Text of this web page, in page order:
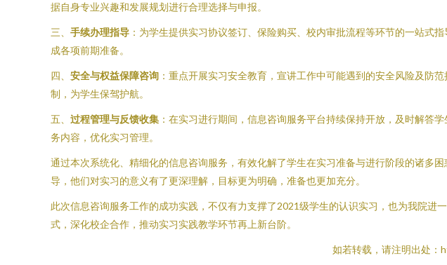
据自身专业兴趣和发展规划进行合理选择与申报。
三、 手续办理指导 ：为学生提供实习协议签订、保险购买、校内审批流程等环节的一站式
成各项前期准备。
四、 安全与权益保障咨询 ：重点开展实习安全教育，宣讲工作中可能遇到的安全风险及防
制，为学生保驾护航。
五、 过程管理与反馈收集 ：在实习进行期间，信息咨询服务平台持续保持开放，及时解答
务内容，优化实习管理。
通过本次系统化、精细化的信息咨询服务，有效化解了学生在实习准备与进行阶段的诸多
导，他们对实习的意义有了更深理解，目标更为明确，准备也更加充分。
此次信息咨询服务工作的成功实践，不仅有力支撑了2021级学生的认识实习，也为我院
式，深化校企合作，推动实习实践教学环节再上新台阶。
如若转载，请注明出处